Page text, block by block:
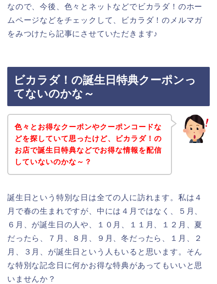
なので、今後、色々とネットなどでビカラダ！のホー
ムページなどをチェックして、ビカラダ！のメルマガ
をみつけたら記事にさせていただきます♪
ビカラダ！の誕生日特典クーポンっ
てないのかな～
色々とお得なクーポンやクーポンコードな
どを探していて思ったけど、ビカラダ！の
お店で誕生日特典などでお得な情報を配信
していないのかな～？
誕生日という特別な日は全ての人に訪れます。私は４
月で春の生まれですが、中には４月ではなく、５月、
６月、が誕生日の人や、１０月、１１月、１２月、夏
だったら、７月、８月、９月、冬だったら、１月、２
月、３月、が誕生日という人もいると思います。そん
な特別な記念日に何かお得な特典があってもいいと思
いませんか？